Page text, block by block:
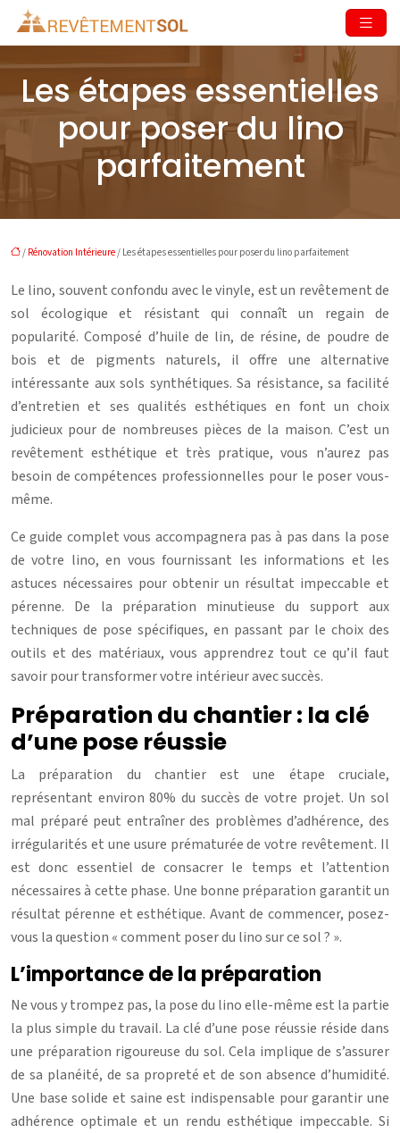
Les étapes essentielles
pour poser du lino
parfaitement
/ Rénovation Intérieure / Les étapes essentielles pour poser du lino parfaitement
Le lino, souvent confondu avec le vinyle, est un revêtement de
sol écologique et résistant qui connaît un regain de
popularité. Composé d’huile de lin, de résine, de poudre de
bois et de pigments naturels, il offre une alternative
intéressante aux sols synthétiques. Sa résistance, sa facilité
d’entretien et ses qualités esthétiques en font un choix
judicieux pour de nombreuses pièces de la maison. C’est un
revêtement esthétique et très pratique, vous n’aurez pas
besoin de compétences professionnelles pour le poser vous-
même.
Ce guide complet vous accompagnera pas à pas dans la pose
de votre lino, en vous fournissant les informations et les
astuces nécessaires pour obtenir un résultat impeccable et
pérenne. De la préparation minutieuse du support aux
techniques de pose spécifiques, en passant par le choix des
outils et des matériaux, vous apprendrez tout ce qu’il faut
savoir pour transformer votre intérieur avec succès.
Préparation du chantier : la clé
d’une pose réussie
La préparation du chantier est une étape cruciale,
représentant environ 80% du succès de votre projet. Un sol
mal préparé peut entraîner des problèmes d’adhérence, des
irrégularités et une usure prématurée de votre revêtement. Il
est donc essentiel de consacrer le temps et l’attention
nécessaires à cette phase. Une bonne préparation garantit un
résultat pérenne et esthétique. Avant de commencer, posez-
vous la question « comment poser du lino sur ce sol ? ».
L’importance de la préparation
Ne vous y trompez pas, la pose du lino elle-même est la partie
la plus simple du travail. La clé d’une pose réussie réside dans
une préparation rigoureuse du sol. Cela implique de s’assurer
de sa planéité, de sa propreté et de son absence d’humidité.
Une base solide et saine est indispensable pour garantir une
adhérence optimale et un rendu esthétique impeccable. Si